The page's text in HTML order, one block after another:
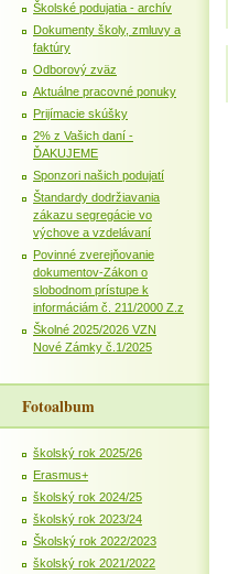
Školské podujatia - archív
Dokumenty školy, zmluvy a
faktúry
Odborový zväz
Aktuálne pracovné ponuky
Prijímacie skúšky
2% z Vašich daní -
ĎAKUJEME
Sponzori našich podujatí
Štandardy dodržiavania
zákazu segregácie vo
výchove a vzdelávaní
Povinné zverejňovanie
dokumentov-Zákon o
slobodnom prístupe k
informáciám č. 211/2000 Z.z
Školné 2025/2026 VZN
Nové Zámky č.1/2025
Fotoalbum
školský rok 2025/26
Erasmus+
školský rok 2024/25
školský rok 2023/24
Školský rok 2022/2023
školský rok 2021/2022